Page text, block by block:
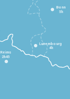
Reims
2h45
Bonn
5h
Luxembourg
4h